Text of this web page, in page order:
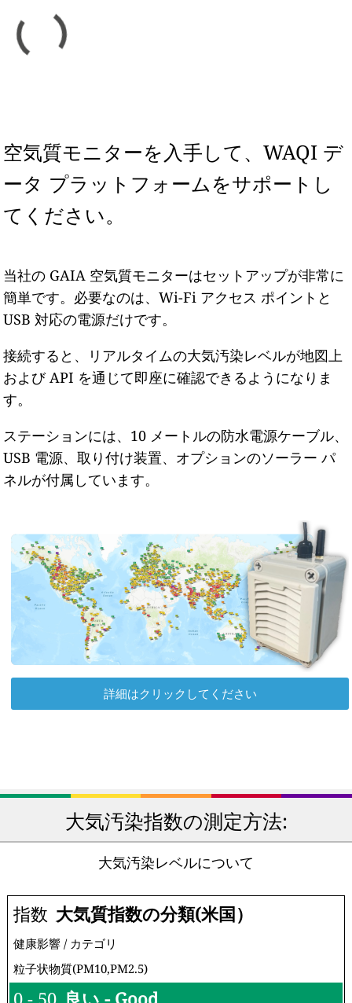
空気質モニターを入手して、WAQI デ
ータ プラットフォームをサポートし
てください。
当社の GAIA 空気質モニターはセットアップが非常に
簡単です。必要なのは、Wi-Fi アクセス ポイントと
USB 対応の電源だけです。
接続すると、リアルタイムの大気汚染レベルが地図上
および API を通じて即座に確認できるようになりま
す。
ステーションには、10 メートルの防水電源ケーブル、
USB 電源、取り付け装置、オプションのソーラー パ
ネルが付属しています。
詳細はクリックしてください
大気汚染指数の測定方法:
大気汚染レベルについて
指数 大気質指数の分類(米国）
健康影響 / カテゴリ
粒子状物質(PM10,PM2.5)